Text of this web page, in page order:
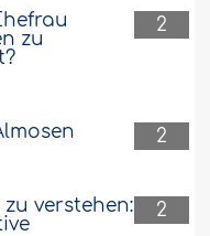
2
zu
2
2
verstehen: